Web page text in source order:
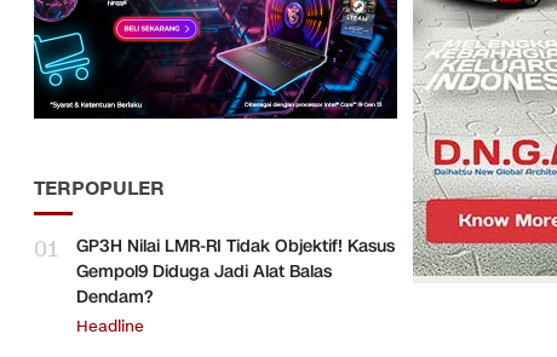
TERPOPULER
01
GP3H Nilai LMR-RI Tidak Objektif! Kasus
Gempol9 Diduga Jadi Alat Balas
Dendam?
Headline